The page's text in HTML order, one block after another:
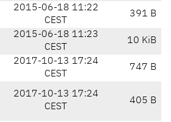
2015-06-18 11:22
CEST
391 B
2015-06-18 11:23
CEST
10 KiB
2017-10-13 17:24
CEST
747 B
2017-10-13 17:24
CEST
405 B